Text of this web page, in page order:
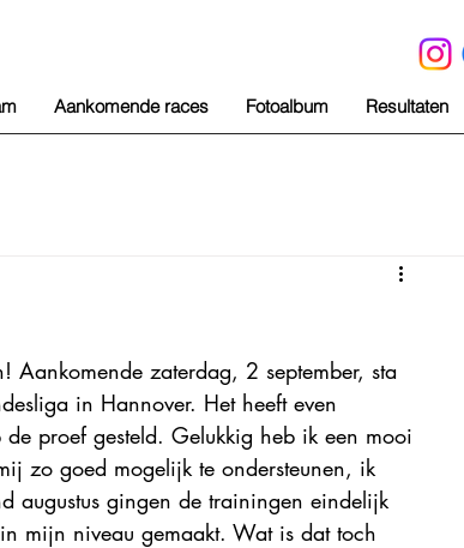
Aankomende races Fotoalbum Resultaten
zaterdag, 2 september, sta
in Hannover. Het heeft even
proef gesteld. Gelukkig heb ik een mooi
zo goed mogelijk te ondersteunen, ik
augustus gingen de trainingen eindelijk
mijn niveau gemaakt. Wat is dat toch